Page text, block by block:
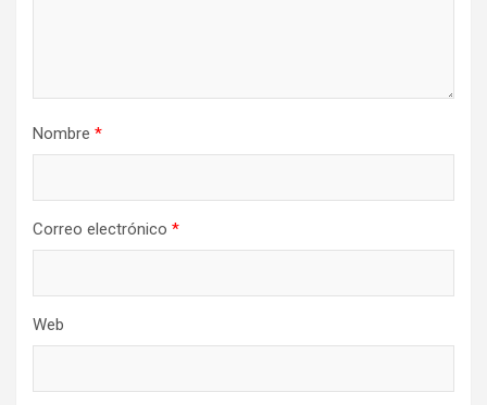
Nombre *
Correo electrónico *
Web